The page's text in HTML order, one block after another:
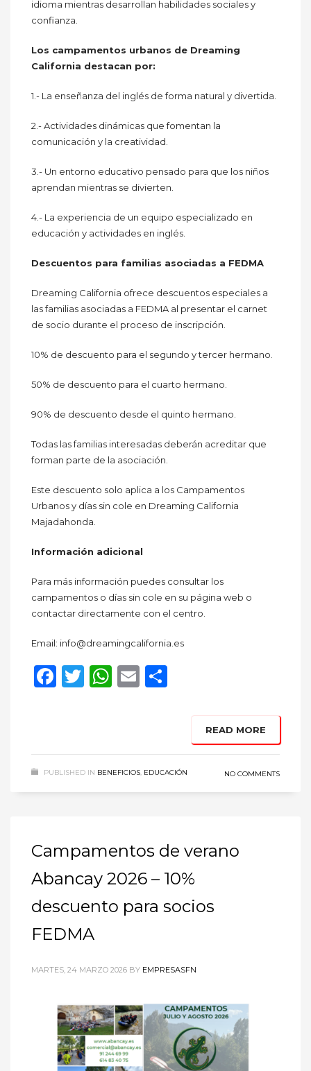
idioma mientras desarrollan habilidades sociales y
confianza.
Los campamentos urbanos de Dreaming
California destacan por:
1.- La enseñanza del inglés de forma natural y divertida.
2.- Actividades dinámicas que fomentan la
comunicación y la creatividad.
3.- Un entorno educativo pensado para que los niños
aprendan mientras se divierten.
4.- La experiencia de un equipo especializado en
educación y actividades en inglés.
Descuentos para familias asociadas a FEDMA
Dreaming California ofrece descuentos especiales a
las familias asociadas a FEDMA al presentar el carnet
de socio durante el proceso de inscripción.
10% de descuento para el segundo y tercer hermano.
50% de descuento para el cuarto hermano.
90% de descuento desde el quinto hermano.
Todas las familias interesadas deberán acreditar que
forman parte de la asociación.
Este descuento solo aplica a los Campamentos
Urbanos y días sin cole en Dreaming California
Majadahonda.
Información adicional
Para más información puedes consultar los
campamentos o días sin cole en su página web o
contactar directamente con el centro.
Email: info@dreamingcalifornia.es
Facebook
Twitter
WhatsApp
Email
READ MORE
PUBLISHED IN BENEFICIOS, EDUCACIÓN NO COMMENTS
Campamentos de verano
Abancay 2026 – 10%
descuento para socios
FEDMA
MARTES, 24 MARZO 2026 BY EMPRESASFN